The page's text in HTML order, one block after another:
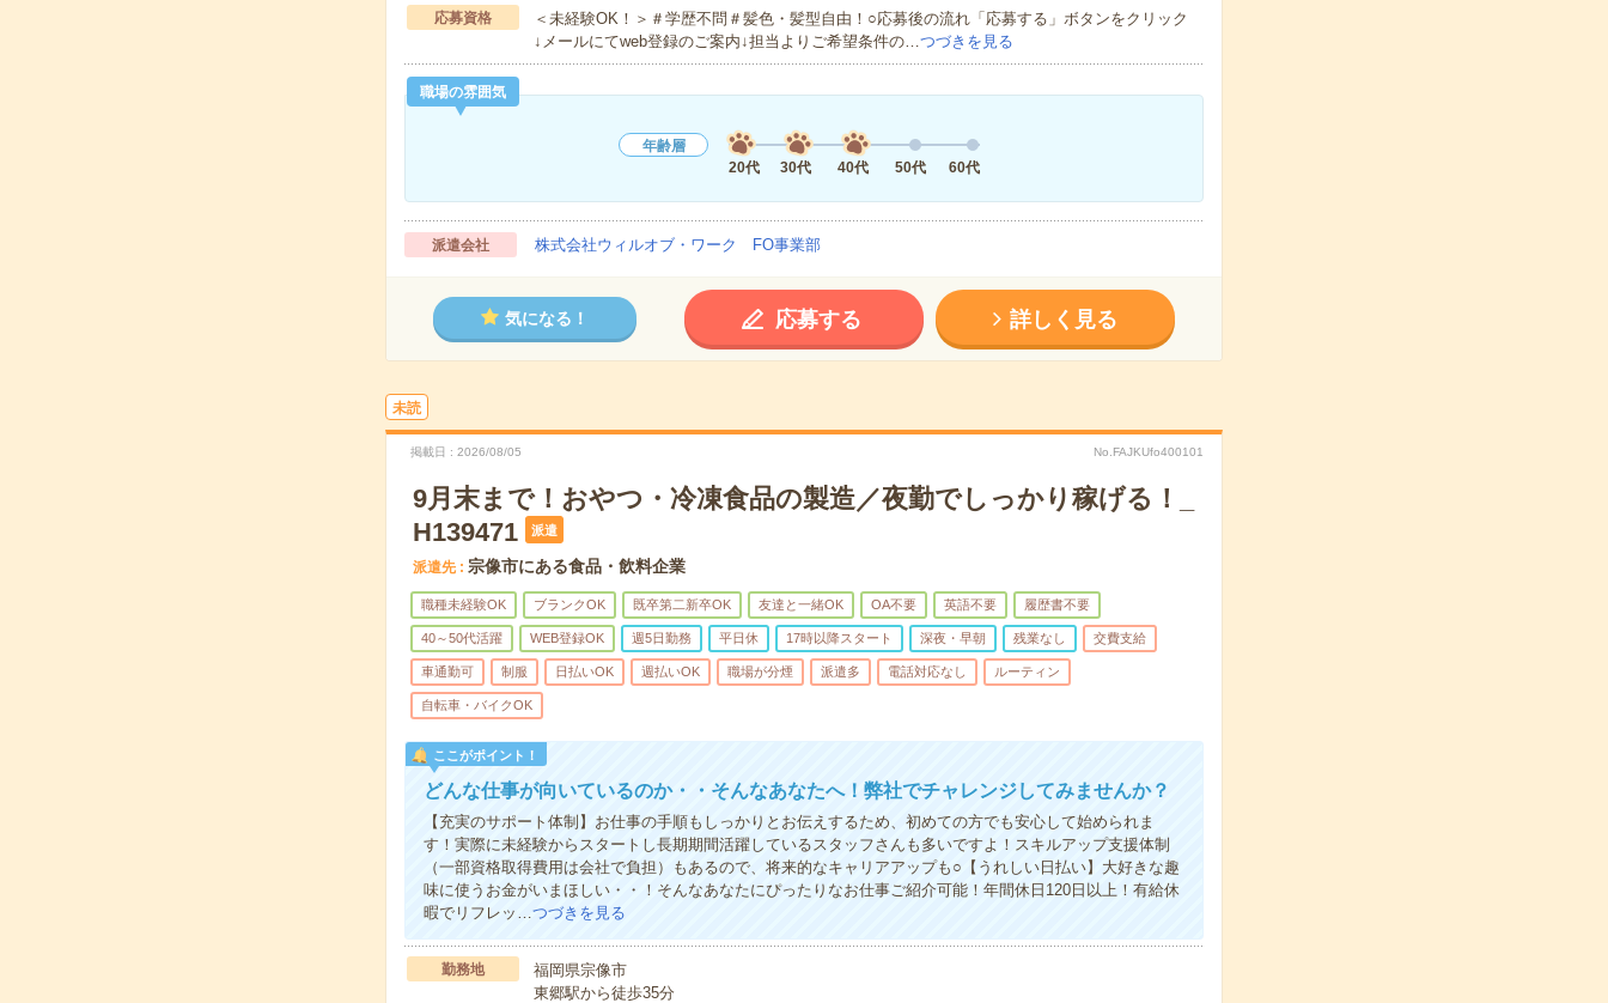
応募資格
＜未経験OK！＞＃学歴不問＃髪色・髪型自由！○応募後の流れ「応募する」ボタンをクリック
↓メールにてweb登録のご案内↓担当よりご希望条件の…つづきを見る
職場の雰囲気
年齢層
20代
30代 40代 50代 60代
派遣会社 株式会社ウィルオブ・ワーク FO事業部
気になる！ 応募する 詳しく見る
未読
掲載日 2026/08/05 No.FAJKUfo400101
9月末まで！おやつ・冷凍食品の製造／夜勤でしっかり稼げる！_
H139471
派遣
派遣先 宗像市にある食品・飲料企業
職種未経験OK ブランクOK 既卒第二新卒OK 友達と一緒OK OA不要 英語不要 履歴書不要
40～50代活躍 WEB登録OK 週5日勤務 平日休 17時以降スタート 深夜・早朝 残業なし 交費支給
車通勤可 制服 日払いOK 週払いOK 職場が分煙 派遣多 電話対応なし ルーティン
自転車・バイクOK
ここがポイント！
どんな仕事が向いているのか・・そんなあなたへ！弊社でチャレンジしてみませんか？
【充実のサポート体制】お仕事の手順もしっかりとお伝えするため、初めての方でも安心して始められま
す！実際に未経験からスタートし長期期間活躍しているスタッフさんも多いですよ！スキルアップ支援体制
（一部資格取得費用は会社で負担）もあるので、将来的なキャリアアップも○【うれしい日払い】大好きな趣
味に使うお金がいまほしい・・！そんなあなたにぴったりなお仕事ご紹介可能！年間休日120日以上！有給休
暇でリフレッ…つづきを見る
勤務地
福岡県宗像市
東郷駅から徒歩35分